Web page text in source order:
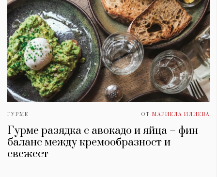
ГУРМЕ ОТ МАРИЕЛА ИЛИЕВА
Гурме разядка с авокадо и яйца – фин
баланс между кремообразност и
свежест